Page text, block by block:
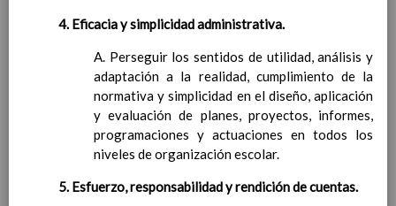
Lengua Extranjera
Acuerdos especÃ­ficos referidos
a metodologÃ­a en nuestro
Centro
Papel de los deberes
Tipos de agrupamientos
Sobre los espacios: aula, salidas,
otrosâ€¦
DistribuciÃ³n del tiempo
4. Eficacia y simplicidad administrativa.
A. Perseguir los sentidos de utilidad, análisis y
adaptación a la realidad, cumplimiento de la
normativa y simplicidad en el diseño, aplicación
y evaluación de planes, proyectos, informes,
programaciones y actuaciones en todos los
niveles de organización escolar.
5. Esfuerzo, responsabilidad y rendición de cuentas.